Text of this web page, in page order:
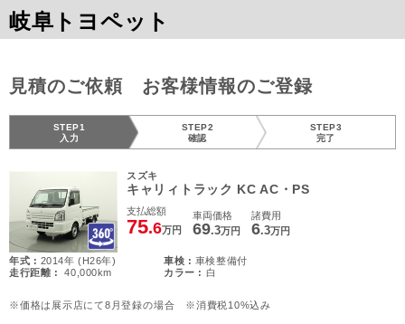
岐阜トヨペット
見積のご依頼 お客様情報のご登録
STEP1
入力
STEP2
確認
STEP3
完了
スズキ
キャリィトラック KC AC・PS
支払総額
75.6万円
車両価格
69.3万円
諸費用
6.3万円
年式 : 2014年 (H26年) 車検 : 車検整備付
走行距離 :
40,000km カラー : 白
※価格は展示店にて8月登録の場合 ※消費税10%込み